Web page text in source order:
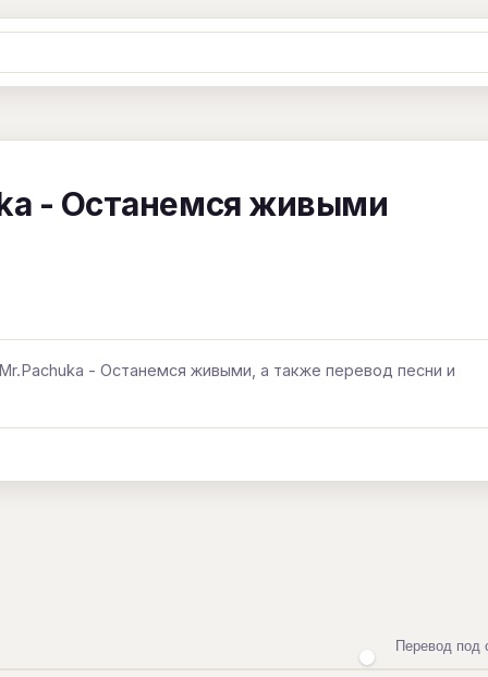
Y Z #
- Останемся живыми
- Останемся живыми, а также перевод песни и
Перевод под